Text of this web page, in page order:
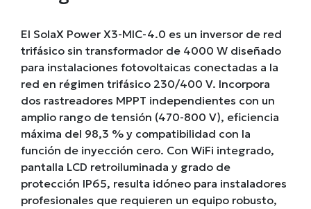
El SolaX Power X3-MIC-4.0 es un inversor de red
trifásico sin transformador de 4000 W diseñado
para instalaciones fotovoltaicas conectadas a la
red en régimen trifásico 230/400 V. Incorpora
dos rastreadores MPPT independientes con un
amplio rango de tensión (470-800 V), eficiencia
máxima del 98,3 % y compatibilidad con la
función de inyección cero. Con WiFi integrado,
pantalla LCD retroiluminada y grado de
protección IP65, resulta idóneo para instaladores
profesionales que requieren un equipo robusto,